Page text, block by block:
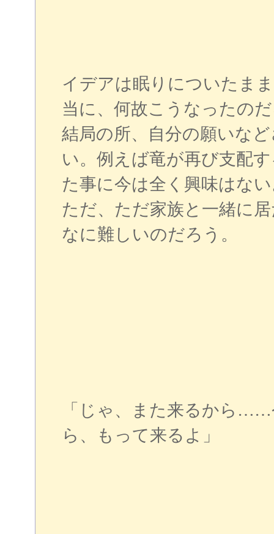
イデアは眠りについたま
当に、何故こうなったの
結局の所、自分の願いな
い。例えば竜が再び支配
た事に今は全く興味はな
ただ、ただ家族と一緒に
なに難しいのだろう。
「じゃ、また来るから
ら、もって来るよ」